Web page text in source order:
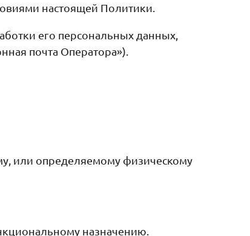
настоящей Политики.
его персональных данных,
почта Оператора»).
или определяемому физическому
назначению.